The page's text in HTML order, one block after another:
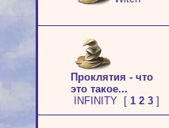
Проклятия - что
это такое...
INFINITY
[ 1 2 3 ]